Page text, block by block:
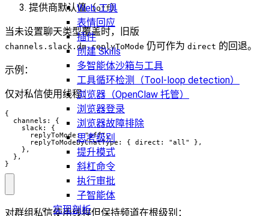
Web 工具
表情回应
插件
创建 Skills
多智能体沙箱与工具
工具循环检测（Tool-loop detection）
浏览器（OpenClaw 托管）
浏览器登录
浏览器故障排除
思考级别
提升模式
斜杠命令
执行审批
子智能体
实现剖析
提供商默认值（off）
当未设置聊天类型覆盖时，旧版
channels.slack.dm.replyToMode 仍可作为 direct 的回退。
示例：
仅对私信使用线程：
{
  channels: {
    slack: {
      replyToMode: "off",
      replyToModeByChatType: { direct: "all" },
    },
  },
}
对群组私信使用线程但保持频道在根级别：